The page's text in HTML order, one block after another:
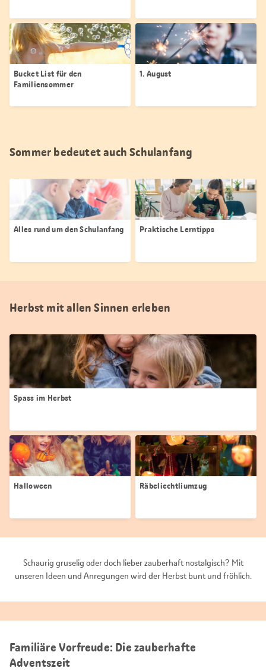
Bucket List für den
Familiensommer
1. August
Sommer bedeutet auch Schulanfang
Alles rund um den Schulanfang Praktische Lerntipps
Herbst mit allen Sinnen erleben
Spass im Herbst
Halloween Räbeliechtliumzug
Schaurig gruselig oder doch lieber zauberhaft nostalgisch? Mit
unseren Ideen und Anregungen wird der Herbst bunt und fröhlich.
Familiäre Vorfreude: Die zauberhafte
Adventszeit